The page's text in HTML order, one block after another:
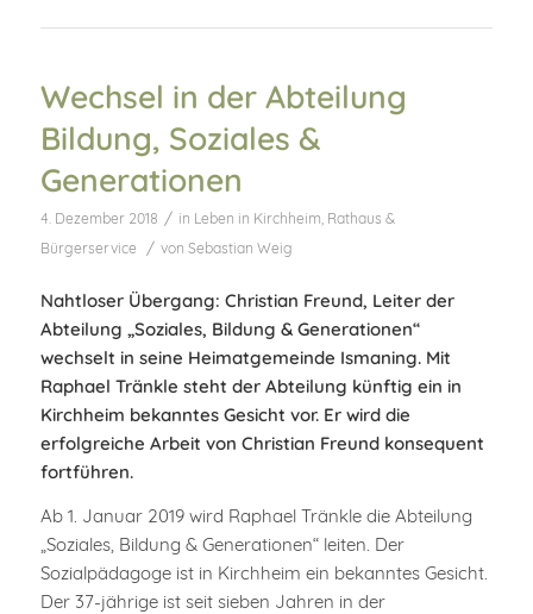
Wechsel in der Abteilung
Bildung, Soziales &
Generationen
4. Dezember 2018 / in Leben in Kirchheim Rathaus &
Bürgerservice
/ von Sebastian Weig
Nahtloser Übergang: Christian Freund, Leiter der
Abteilung „Soziales, Bildung & Generationen“
wechselt in seine Heimatgemeinde Ismaning. Mit
Raphael Tränkle steht der Abteilung künftig ein in
Kirchheim bekanntes Gesicht vor. Er wird die
erfolgreiche Arbeit von Christian Freund konsequent
fortführen.
Ab 1. Januar 2019 wird Raphael Tränkle die Abteilung
„Soziales, Bildung & Generationen“ leiten. Der
Sozialpädagoge ist in Kirchheim ein bekanntes Gesicht.
Der 37-jährige ist seit sieben Jahren in der